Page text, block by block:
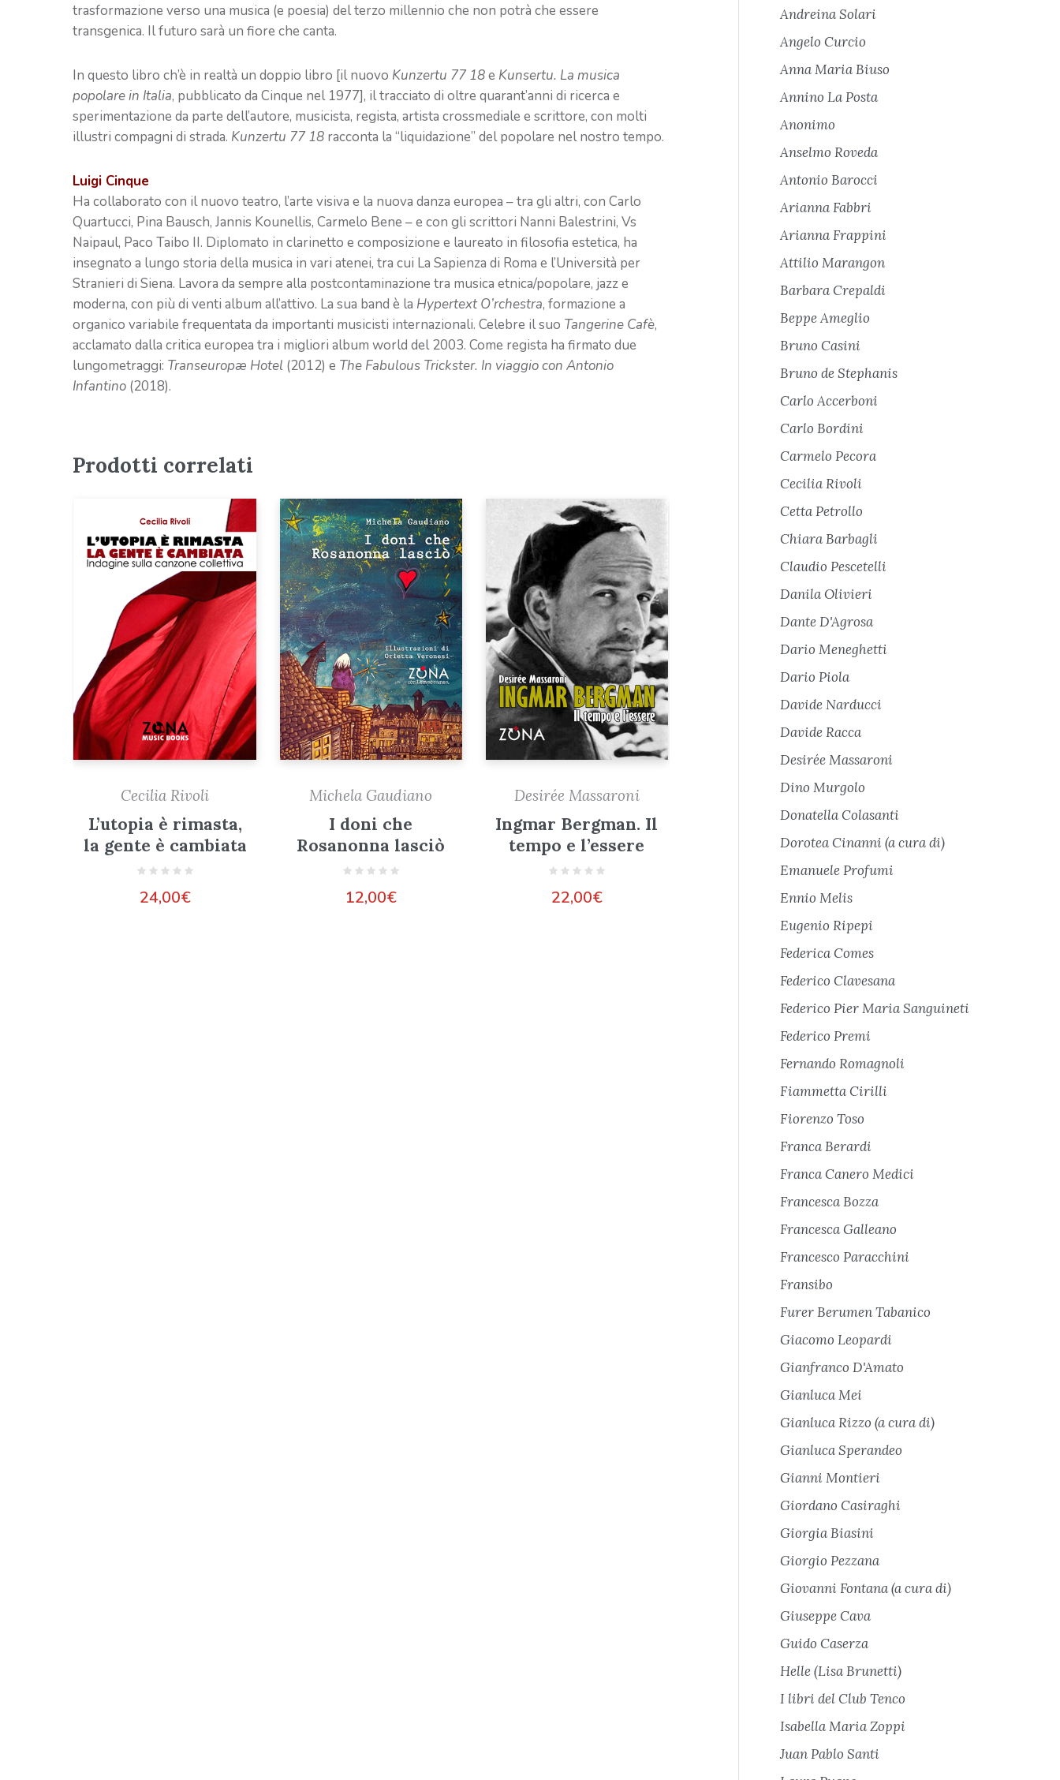
trasformazione verso una musica (e poesia) del terzo millennio che non potrà che essere
transgenica. Il futuro sarà un fiore che canta.
In questo libro ch’è in realtà un doppio libro [il nuovo Kunzertu 77 18e Kunsertu. La musica
popolare in Italia, pubblicato da Cinque nel 1977], il tracciato di oltre quarant’anni di ricerca e
sperimentazione da parte dell’autore, musicista, regista, artista crossmediale e scrittore, con molti
illustri compagni di strada. Kunzertu 77 18 racconta la “liquidazione” del popolare nel nostro tempo.
Luigi Cinque
Ha collaborato con il nuovo teatro, l’arte visiva e la nuova danza europea – tra gli altri, con Carlo
Quartucci, Pina Bausch, Jannis Kounellis, Carmelo Bene – e con gli scrittori Nanni Balestrini, Vs
Naipaul, Paco Taibo II. Diplomato in clarinetto e composizione e laureato in filosofia estetica, ha
insegnato a lungo storia della musica in vari atenei, tra cui La Sapienza di Roma e l’Università per
Stranieri di Siena. Lavora da sempre alla postcontaminazione tra musica etnica/popolare, jazz e
moderna, con più di venti album all’attivo. La sua band è la Hypertext O’rchestra, formazione a
organico variabile frequentata da importanti musicisti internazionali. Celebre il suo Tangerine Cafè,
acclamato dalla critica europea tra i migliori album world del 2003. Come regista ha firmato due
lungometraggi: Transeuropæ Hotel (2012) e The Fabulous Trickster. In viaggio con Antonio
Infantino (2018).
Prodotti correlati
Cecilia Rivoli
L’utopia è rimasta,
la gente è cambiata
24,00€
Michela Gaudiano
I doni che
Rosanonna lasciò
12,00€
Desirée Massaroni
Ingmar Bergman. Il
tempo e l’essere
22,00€
Andreina Solari
Angelo Curcio
Anna Maria Biuso
Annino La Posta
Anonimo
Anselmo Roveda
Antonio Barocci
Arianna Fabbri
Arianna Frappini
Attilio Marangon
Barbara Crepaldi
Beppe Ameglio
Bruno Casini
Bruno de Stephanis
Carlo Accerboni
Carlo Bordini
Carmelo Pecora
Cecilia Rivoli
Cetta Petrollo
Chiara Barbagli
Claudio Pescetelli
Danila Olivieri
Dante D'Agrosa
Dario Meneghetti
Dario Piola
Davide Narducci
Davide Racca
Desirée Massaroni
Dino Murgolo
Donatella Colasanti
Dorotea Cinanni (a cura di)
Emanuele Profumi
Ennio Melis
Eugenio Ripepi
Federica Comes
Federico Clavesana
Federico Pier Maria Sanguineti
Federico Premi
Fernando Romagnoli
Fiammetta Cirilli
Fiorenzo Toso
Franca Berardi
Franca Canero Medici
Francesca Bozza
Francesca Galleano
Francesco Paracchini
Fransibo
Furer Berumen Tabanico
Giacomo Leopardi
Gianfranco D'Amato
Gianluca Mei
Gianluca Rizzo (a cura di)
Gianluca Sperandeo
Gianni Montieri
Giordano Casiraghi
Giorgia Biasini
Giorgio Pezzana
Giovanni Fontana (a cura di)
Giuseppe Cava
Guido Caserza
Helle (Lisa Brunetti)
I libri del Club Tenco
Isabella Maria Zoppi
Juan Pablo Santi